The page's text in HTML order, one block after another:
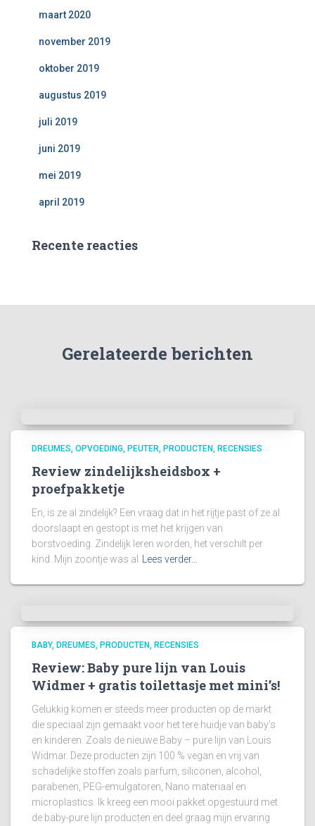
maart 2020
november 2019
oktober 2019
augustus 2019
juli 2019
juni 2019
mei 2019
april 2019
Recente reacties
Gerelateerde berichten
DREUMES OPVOEDING PEUTER PRODUCTEN RECENSIES
Review zindelijksheidsbox +
proefpakketje
En, is ze al zindelijk? Een vraag dat in het rijtje past of ze al
doorslaapt en gestopt is met het krijgen van
borstvoeding. Zindelijk leren worden, het verschilt per
kind. Mijn zoontje was al
Lees verder…
BABY DREUMES PRODUCTEN RECENSIES
Review: Baby pure lijn van Louis
Widmer + gratis toilettasje met mini’s!
Gelukkig komen er steeds meer producten op de markt
die speciaal zijn gemaakt voor het tere huidje van baby’s
en kinderen. Zoals de nieuwe Baby – pure lijn van Louis
Widmar. Deze producten zijn 100 % vegan en vrij van
schadelijke stoffen zoals parfum, siliconen, alcohol,
parabenen, PEG-emulgatoren, Nano materiaal en
microplastics. Ik kreeg een mooi pakket opgestuurd met
de baby-pure lijn producten en deel graag mijn ervaring